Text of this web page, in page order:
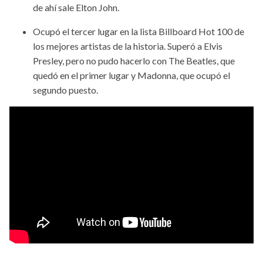
de ahí sale Elton John.
Ocupó el tercer lugar en la lista Billboard Hot 100 de
los mejores artistas de la historia. Superó a Elvis
Presley, pero no pudo hacerlo con The Beatles, que
quedó en el primer lugar y Madonna, que ocupó el
segundo puesto.